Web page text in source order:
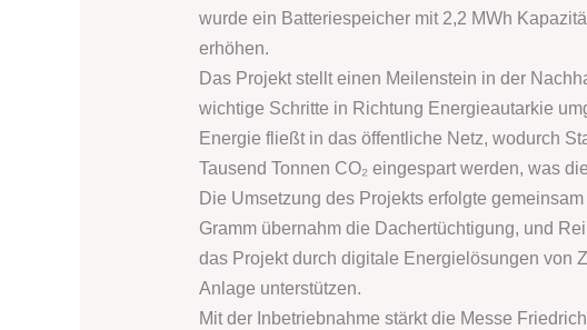
wurde ein Batteriespeicher mit 2,2 MWh
erhöhen.
Das Projekt stellt einen Meilenstein in der
wichtige Schritte in Richtung Energieautarkie
Energie fließt in das öffentliche Netz, wodurch
Tausend Tonnen CO₂ eingespart werden, was
Die Umsetzung des Projekts erfolgte
Gramm übernahm die Dachertüchtigung, und
das Projekt durch digitale Energielösungen von
Anlage unterstützen.
Mit der Inbetriebnahme stärkt die Messe